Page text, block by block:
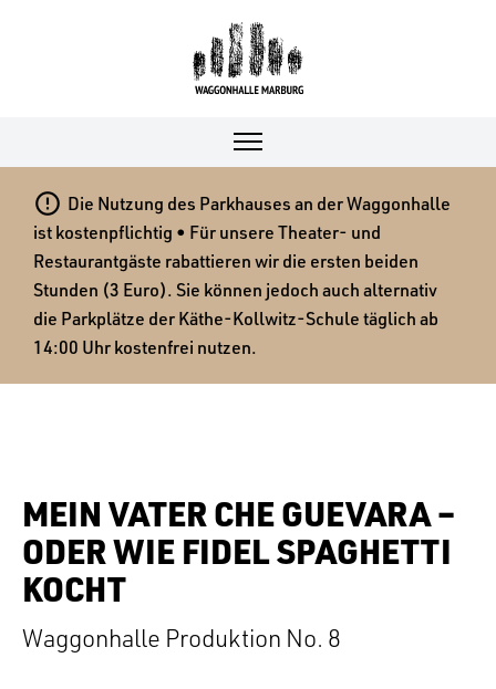
 Die Nutzung des Parkhauses an der Waggonhalle
ist kostenpflichtig • Für unsere Theater- und
Restaurantgäste rabattieren wir die ersten beiden
Stunden (3 Euro). Sie können jedoch auch alternativ
die Parkplätze der Käthe-Kollwitz-Schule täglich ab
14:00 Uhr kostenfrei nutzen.
MEIN VATER CHE GUEVARA –
ODER WIE FIDEL SPAGHETTI
KOCHT
Waggonhalle Produktion No. 8